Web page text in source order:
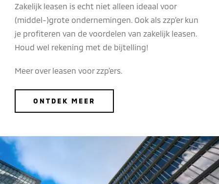
Zakelijk leasen is echt niet alleen ideaal voor
(middel-)grote ondernemingen. Ook als zzp’er kun
je profiteren van de voordelen van zakelijk leasen.
Houd wel rekening met de bijtelling!
Meer over leasen voor zzp’ers.
ONTDEK MEER